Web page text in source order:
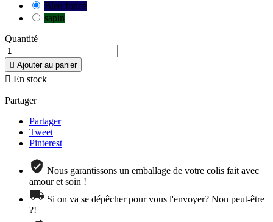
Bleu foncé
sapin
Quantité
 Ajouter au panier
 En stock
Partager
Partager
Tweet
Pinterest
Nous garantissons un emballage de votre colis fait avec
amour et soin !
Si on va se dépêcher pour vous l'envoyer? Non peut-être
?!